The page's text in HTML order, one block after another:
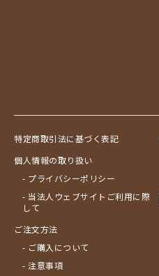
特定商取引法に基づく表記
個人情報の取り扱い
- プライバシーポリシー
- 当法人ウェブサイトご利用に際
して
ご注文方法
- ご購入について
- 注意事項